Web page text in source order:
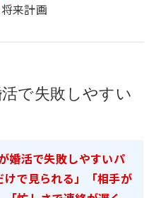
将来計画
で失敗しやすい
婚活で失敗しやすいパ
で見られる」「相手が